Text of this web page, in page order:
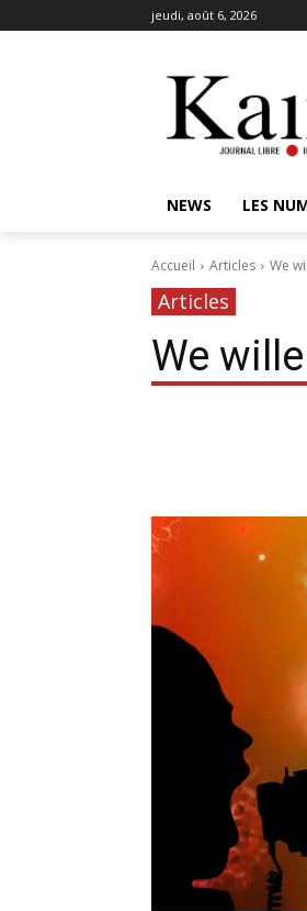
jeudi, août 6, 2026
NEWS LES
Accueil Articles We
Articles
We